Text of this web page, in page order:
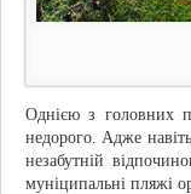
Однією з головних
недорого. Адже
незабутній
муніципальні пляжі